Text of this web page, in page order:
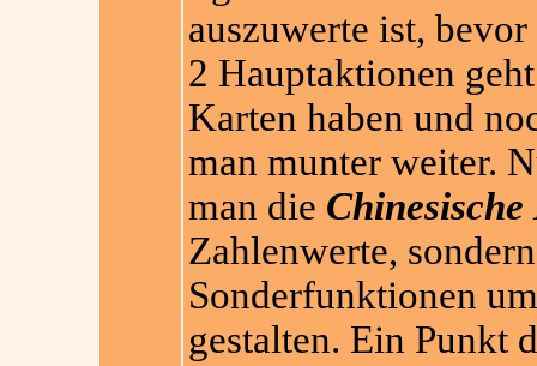
auszuwerte ist, bevor
2 Hauptaktionen
Karten haben und
man munter weiter.
man die
Zahlenwerte,
Sonderfunktionen
gestalten. Ein Punkt